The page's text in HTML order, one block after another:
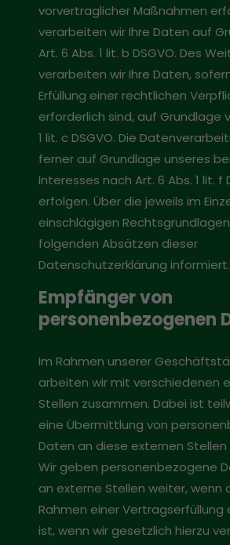
vorvertraglicher Maßnahmen
verarbeiten wir Ihre Daten auf
Art. 6 Abs. 1 lit. b DSGVO. Des
verarbeiten wir Ihre Daten,
Erfüllung einer rechtlichen
erforderlich sind, auf Grundlage
1 lit. c DSGVO. Die
ferner auf Grundlage unseres
Interesses nach Art. 6 Abs. 1 lit. f
erfolgen. Über die jeweils im
einschlägigen
folgenden Absätzen dieser
Datenschutzerklärung informiert.
Empfänger von
personenbezogenen
Im Rahmen unserer
arbeiten wir mit verschiedenen
Stellen zusammen. Dabei ist
eine Übermittlung von
Daten an diese externen Stellen
Wir geben personenbezogene
an externe Stellen weiter, wenn
Rahmen einer Vertragserfüllung
ist, wenn wir gesetzlich hierzu